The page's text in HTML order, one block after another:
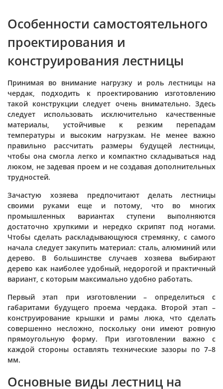
Особенности самостоятельного
проектирования и
конструирования лестницы
Принимая во внимание нагрузку и роль лестницы на
чердак, подходить к проектированию изготовлению
такой конструкции следует очень внимательно. Здесь
следует использовать исключительно качественные
материалы, устойчивые к резким перепадам
температуры и высоким нагрузкам. Не менее важно
правильно рассчитать размеры будущей лестницы,
чтобы она смогла легко и компактно складываться над
люком, не задевая проем и не создавая дополнительных
трудностей.
Зачастую хозяева предпочитают делать лестницы
своими руками еще и потому, что во многих
промышленных вариантах ступени выполняются
достаточно хрупкими и нередко скрипят под ногами.
Чтобы сделать раскладывающуюся стремянку, с самого
начала следует закупить материал: сталь, алюминий или
дерево. В большинстве случаев хозяева выбирают
дерево как наиболее удобный, недорогой и практичный
вариант, с которым максимально удобно работать.
Первый этап при изготовлении – определиться с
габаритами будущего проема чердака. Второй этап –
конструирование крышки и рамы люка, что сделать
совершенно несложно, поскольку они имеют ровную
прямоугольную форму. При изготовлении важно с
каждой стороны оставлять технические зазоры по 7–8
мм.
Основные виды лестниц на